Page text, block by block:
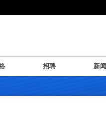
招聘 新闻